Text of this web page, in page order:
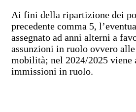
Ai fini della ripartizione dei
precedente comma 5,
assegnato ad anni alterni a
assunzioni in ruolo ovvero
mobilità; nel 2024/2025 viene
immissioni in ruolo.